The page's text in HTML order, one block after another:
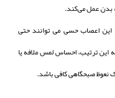
بدن عمل می‌کند.
این اعصاب حسی می توانند حتی
ترتیب، احساس لمس ملافه یا
صبحگاهی کافی باشد.